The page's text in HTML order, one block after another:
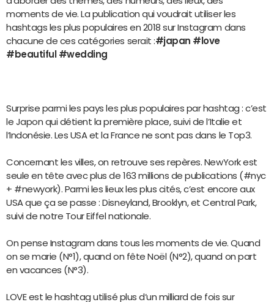
moments de vie. La publication qui voudrait utiliser les
hashtags les plus populaires en 2018 sur Instagram dans
chacune de ces catégories serait :#japan #love
#beautiful #wedding
Surprise parmi les pays les plus populaires par hashtag : c’est
le Japon qui détient la première place, suivi de l’Italie et
l’Indonésie. Les USA et la France ne sont pas dans le Top3.
Concernant les villes, on retrouve ses repères. NewYork est
seule en tête avec plus de 163 millions de publications (#nyc
+ #newyork). Parmi les lieux les plus cités, c’est encore aux
USA que ça se passe : Disneyland, Brooklyn, et Central Park,
suivi de notre Tour Eiffel nationale.
On pense Instagram dans tous les moments de vie. Quand
on se marie (N°1), quand on fête Noël (N°2), quand on part
en vacances (N°3).
LOVE est le hashtag utilisé plus d’un milliard de fois sur